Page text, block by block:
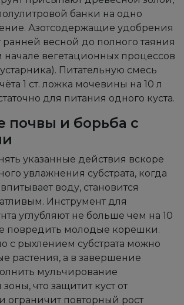
банки на одно
Азотсодержащие удобрения
ранней весной до полного таяния
начале вегетационных процессов
Питательную смесь
1 ст. ложка мочевины на 10 л
для питания одного куста.
почвы и борьба с
указанные действия вскоре
увлажнения субстрата, когда
воду, становится
Инструмент для
углубляют не больше чем на 10
повредить молодые корешки.
с рыхлением субстрата можно
растения, а в завершение
мульчирование
что защитит куст от
ограничит повторный рост